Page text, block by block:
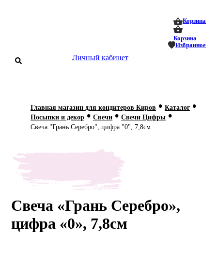
Корзина
Корзина
Избранное
Личный кабинет
О нас
Мастер-
Главная магазин для кондитеров Киров • Каталог •
Посыпки и декор • Свечи • Свечи Цифры •
Свеча "Грань Серебро", цифра "0", 7,8см
Свеча «Грань Серебро»,
цифра «0», 7,8см